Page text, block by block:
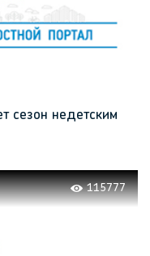
сезон недетским
115777